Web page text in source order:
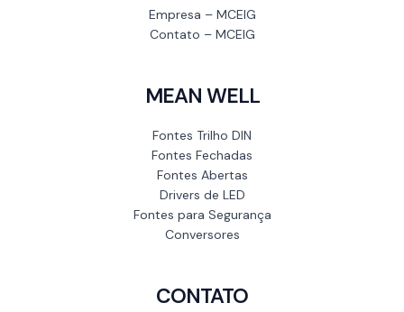
Empresa – MCEIG
Contato – MCEIG
MEAN WELL
Fontes Trilho DIN
Fontes Fechadas
Fontes Abertas
Drivers de LED
Fontes para Segurança
Conversores
CONTATO